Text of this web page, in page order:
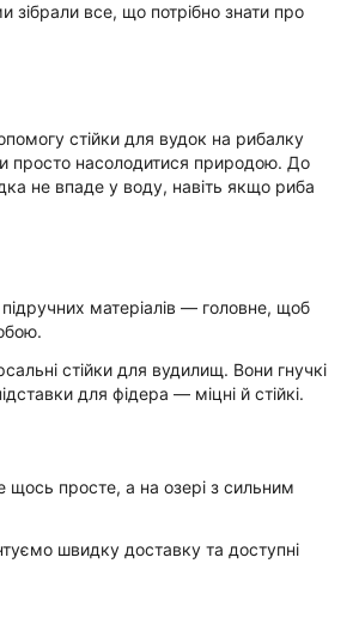
зібрали все, що потрібно знати про
стійки для вудок на рибалку
просто насолодитися природою. До
не впаде у воду, навіть якщо риба
матеріалів — головне, щоб
стійки для вудилищ. Вони гнучкі
для фідера — міцні й стійкі.
щось просте, а на озері з сильним
швидку доставку та доступні